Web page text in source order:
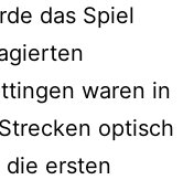
das Spiel
waren in
optisch
ersten